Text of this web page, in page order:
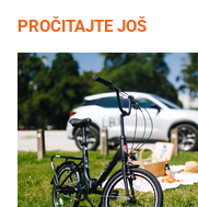
PROČITAJTE JOŠ